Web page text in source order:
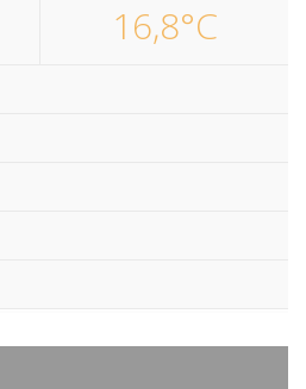
16,8°C